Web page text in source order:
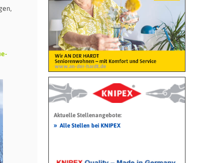
Aktuelle Stellenangebote:
» Alle Stellen bei KNIPEX